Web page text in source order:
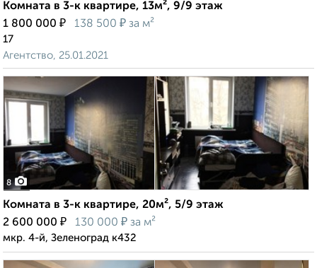
Комната в 3-к квартире, 13м², 9/9 этаж
1 800 000 ₽ 138 500 ₽ за м²
17
Агентство, 25.01.2021
8
Комната в 3-к квартире, 20м², 5/9 этаж
2 600 000 ₽ 130 000 ₽ за м²
мкр. 4-й, Зеленоград к432